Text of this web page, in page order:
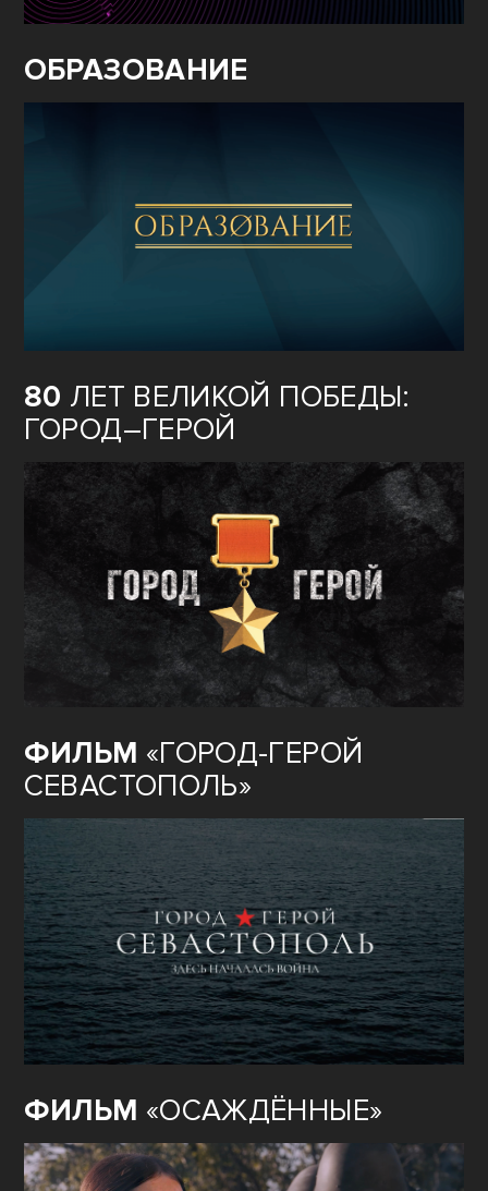
ОБРАЗОВАНИЕ
80 ЛЕТ ВЕЛИКОЙ ПОБЕДЫ:
ГОРОД–ГЕРОЙ
ФИЛЬМ «ГОРОД-ГЕРОЙ
СЕВАСТОПОЛЬ»
ФИЛЬМ «ОСАЖДЁННЫЕ»